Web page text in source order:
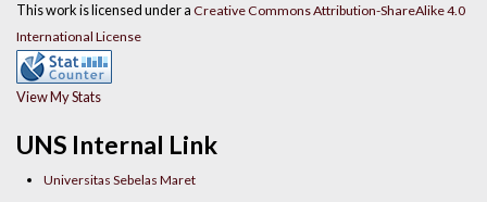
UNS Internal Link
Universitas Sebelas Maret
This work is licensed under a Creative Commons Attribution-ShareAlike 4.0
International License
View My Stats